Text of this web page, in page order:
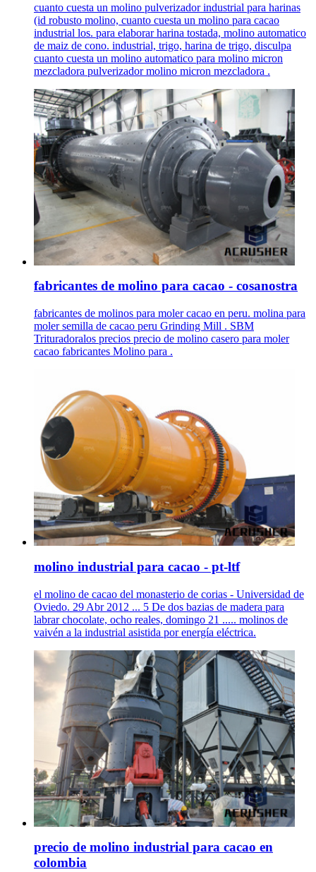
cuanto cuesta un molino pulverizador industrial para harinas
(id robusto molino, cuanto cuesta un molino para cacao
industrial los. para elaborar harina tostada, molino automatico
de maiz de cono. industrial, trigo, harina de trigo, disculpa
cuanto cuesta un molino automatico para molino micron
mezcladora pulverizador molino micron mezcladora .
fabricantes de molino para cacao - cosanostra
fabricantes de molinos para moler cacao en peru. molina para
moler semilla de cacao peru Grinding Mill . SBM
Trituradoralos precios precio de molino casero para moler
cacao fabricantes Molino para .
molino industrial para cacao - pt-ltf
el molino de cacao del monasterio de corias - Universidad de
Oviedo. 29 Abr 2012 ... 5 De dos bazias de madera para
labrar chocolate, ocho reales, domingo 21 ..... molinos de
vaivén a la industrial asistida por energía eléctrica.
precio de molino industrial para cacao en
colombia